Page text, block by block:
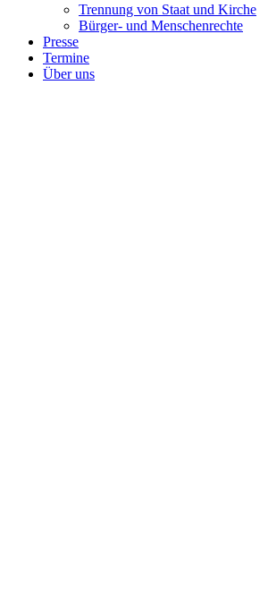
Trennung ​​​​​​​von Staat und Kirche
Bürger- und Menschenrechte
Presse
Termine
Über uns